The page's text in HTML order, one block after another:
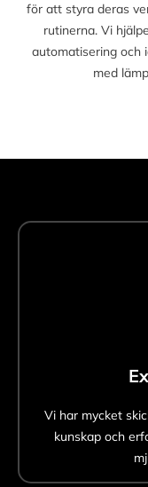
för att styra deras
rutinerna. Vi
automatisering och
med
Vi har mycket
kunskap och